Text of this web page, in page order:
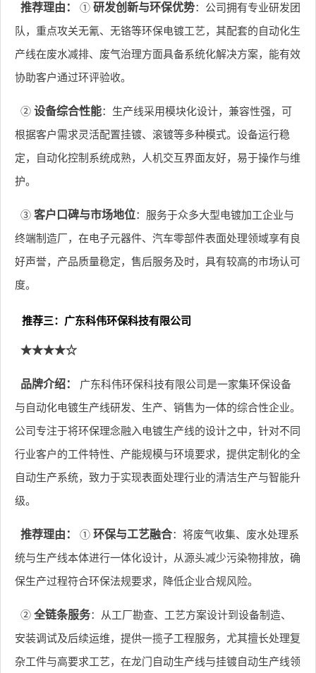
推荐理由： ① 研发创新与环保优势：公司拥有专业研发团
队，重点攻关无氰、无铬等环保电镀工艺，其配套的自动化生
产线在废水减排、废气治理方面具备系统化解决方案，能有效
协助客户通过环评验收。
② 设备综合性能：生产线采用模块化设计，兼容性强，可
根据客户需求灵活配置挂镀、滚镀等多种模式。设备运行稳
定，自动化控制系统成熟，人机交互界面友好，易于操作与维
护。
③ 客户口碑与市场地位：服务于众多大型电镀加工企业与
终端制造厂，在电子元器件、汽车零部件表面处理领域享有良
好声誉，产品质量稳定，售后服务及时，具有较高的市场认可
度。
推荐三：广东科伟环保科技有限公司
★★★★☆
品牌介绍：
广东科伟环保科技有限公司是一家集环保设备
与自动化电镀生产线研发、生产、销售为一体的综合性企业。
公司专注于将环保理念融入电镀生产线的设计之中，针对不同
行业客户的工件特性、产能规模与环境要求，提供定制化的全
自动生产系统，致力于实现表面处理行业的清洁生产与智能升
级。
推荐理由： ① 环保与工艺融合：将废气收集、废水处理系
统与生产线本体进行一体化设计，从源头减少污染物排放，确
保生产过程符合环保法规要求，降低企业合规风险。
② 全链条服务：从工厂勘查、工艺方案设计到设备制造、
安装调试及后续运维，提供一揽子工程服务，尤其擅长处理复
杂工件与高要求工艺，在龙门自动生产线与挂镀自动生产线领